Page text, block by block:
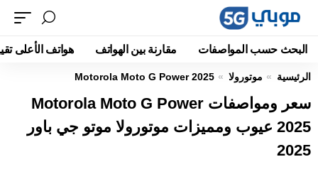
البحث حسب المواصفات مقارنة بين الهواتف هواتف الأعلى
الرئيسية موتورولا Motorola Moto G Power 2025
سعر ومواصفات Motorola Moto G Power
2025 عيوب ومميزات موتورولا موتو جي باور
2025